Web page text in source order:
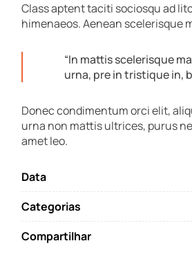
Class aptent taciti sociosqu ad
himenaeos. Aenean scelerisque
“In mattis scelerisque
urna, pre in tristique in,
Donec condimentum orci elit,
urna non mattis ultrices, purus
amet leo.
Data
Categorias
Compartilhar